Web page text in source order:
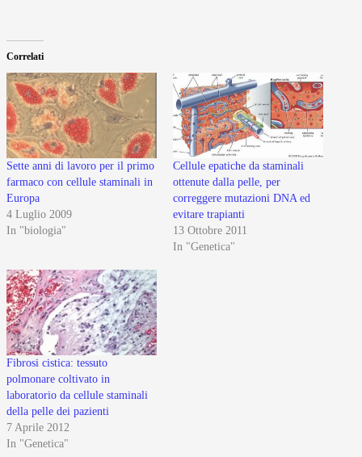
Correlati
Sette anni di lavoro per il primo
farmaco con cellule staminali in
Europa
4 Luglio 2009
In "biologia"
Cellule epatiche da staminali
ottenute dalla pelle, per
correggere mutazioni DNA ed
evitare trapianti
13 Ottobre 2011
In "Genetica"
Fibrosi cistica: tessuto
polmonare coltivato in
laboratorio da cellule staminali
della pelle dei pazienti
7 Aprile 2012
In "Genetica"